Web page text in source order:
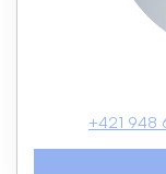
+421 948